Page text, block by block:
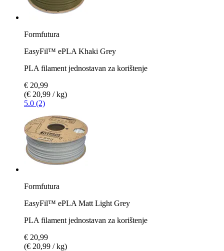
Formfutura
EasyFil™ ePLA Khaki Grey
PLA filament jednostavan za korištenje
€ 20,99
(€ 20,99 / kg)
5.0 (2)
Formfutura
EasyFil™ ePLA Matt Light Grey
PLA filament jednostavan za korištenje
€ 20,99
(€ 20,99 / kg)